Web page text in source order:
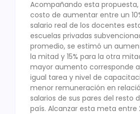
Acompañando esta propuesta,
costo de aumentar entre un
salario real de los docentes
escuelas privadas
promedio, se estimó un
la mitad y 15% para la otra
mayor aumento corresponde
igual tarea y nivel de
menor remuneración en
salarios de sus pares del resto
país. Alcanzar esta meta entre